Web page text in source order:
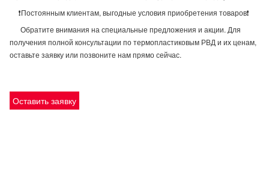
❗Постоянным клиентам, выгодные условия приобретения товаров❗
Обратите внимания на специальные предложения и акции. Для
получения полной консультации по термопластиковым РВД и их ценам,
оставьте заявку или позвоните нам прямо сейчас.
Оставить заявку